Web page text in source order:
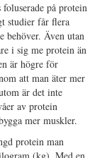
på protein
studier får flera
behöver. Även utan
i sig me protein än
är högre för
att man äter mer
är det inte
av protein
mer muskler.
protein man